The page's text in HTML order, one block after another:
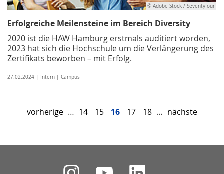
© Adobe Stock / Seventyfour
Erfolgreiche Meilensteine im Bereich Diversity
2020 ist die HAW Hamburg erstmals auditiert worden,
2023 hat sich die Hochschule um die Verlängerung des
Zertifikats beworben – mit Erfolg.
27.02.2024 | Intern | Campus
vorherige … 14 15 16 17 18 … nächste